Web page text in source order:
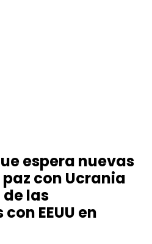
espera nuevas
con Ucrania
las
EEUU en